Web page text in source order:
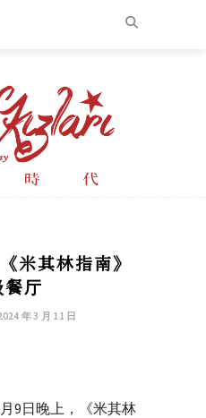
米其林指南》
餐厅
年 3 月 11 日
9日晚上，《米其林